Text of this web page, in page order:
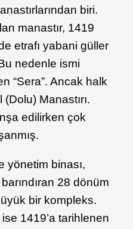
biri.
manastır, 1419
etrafı yabani güller
nedenle ismi
“Sera”. Ancak halk
Manastırı.
edilirken çok
yönetim binası,
28 dönüm
bir kompleks.
1419’a tarihlenen